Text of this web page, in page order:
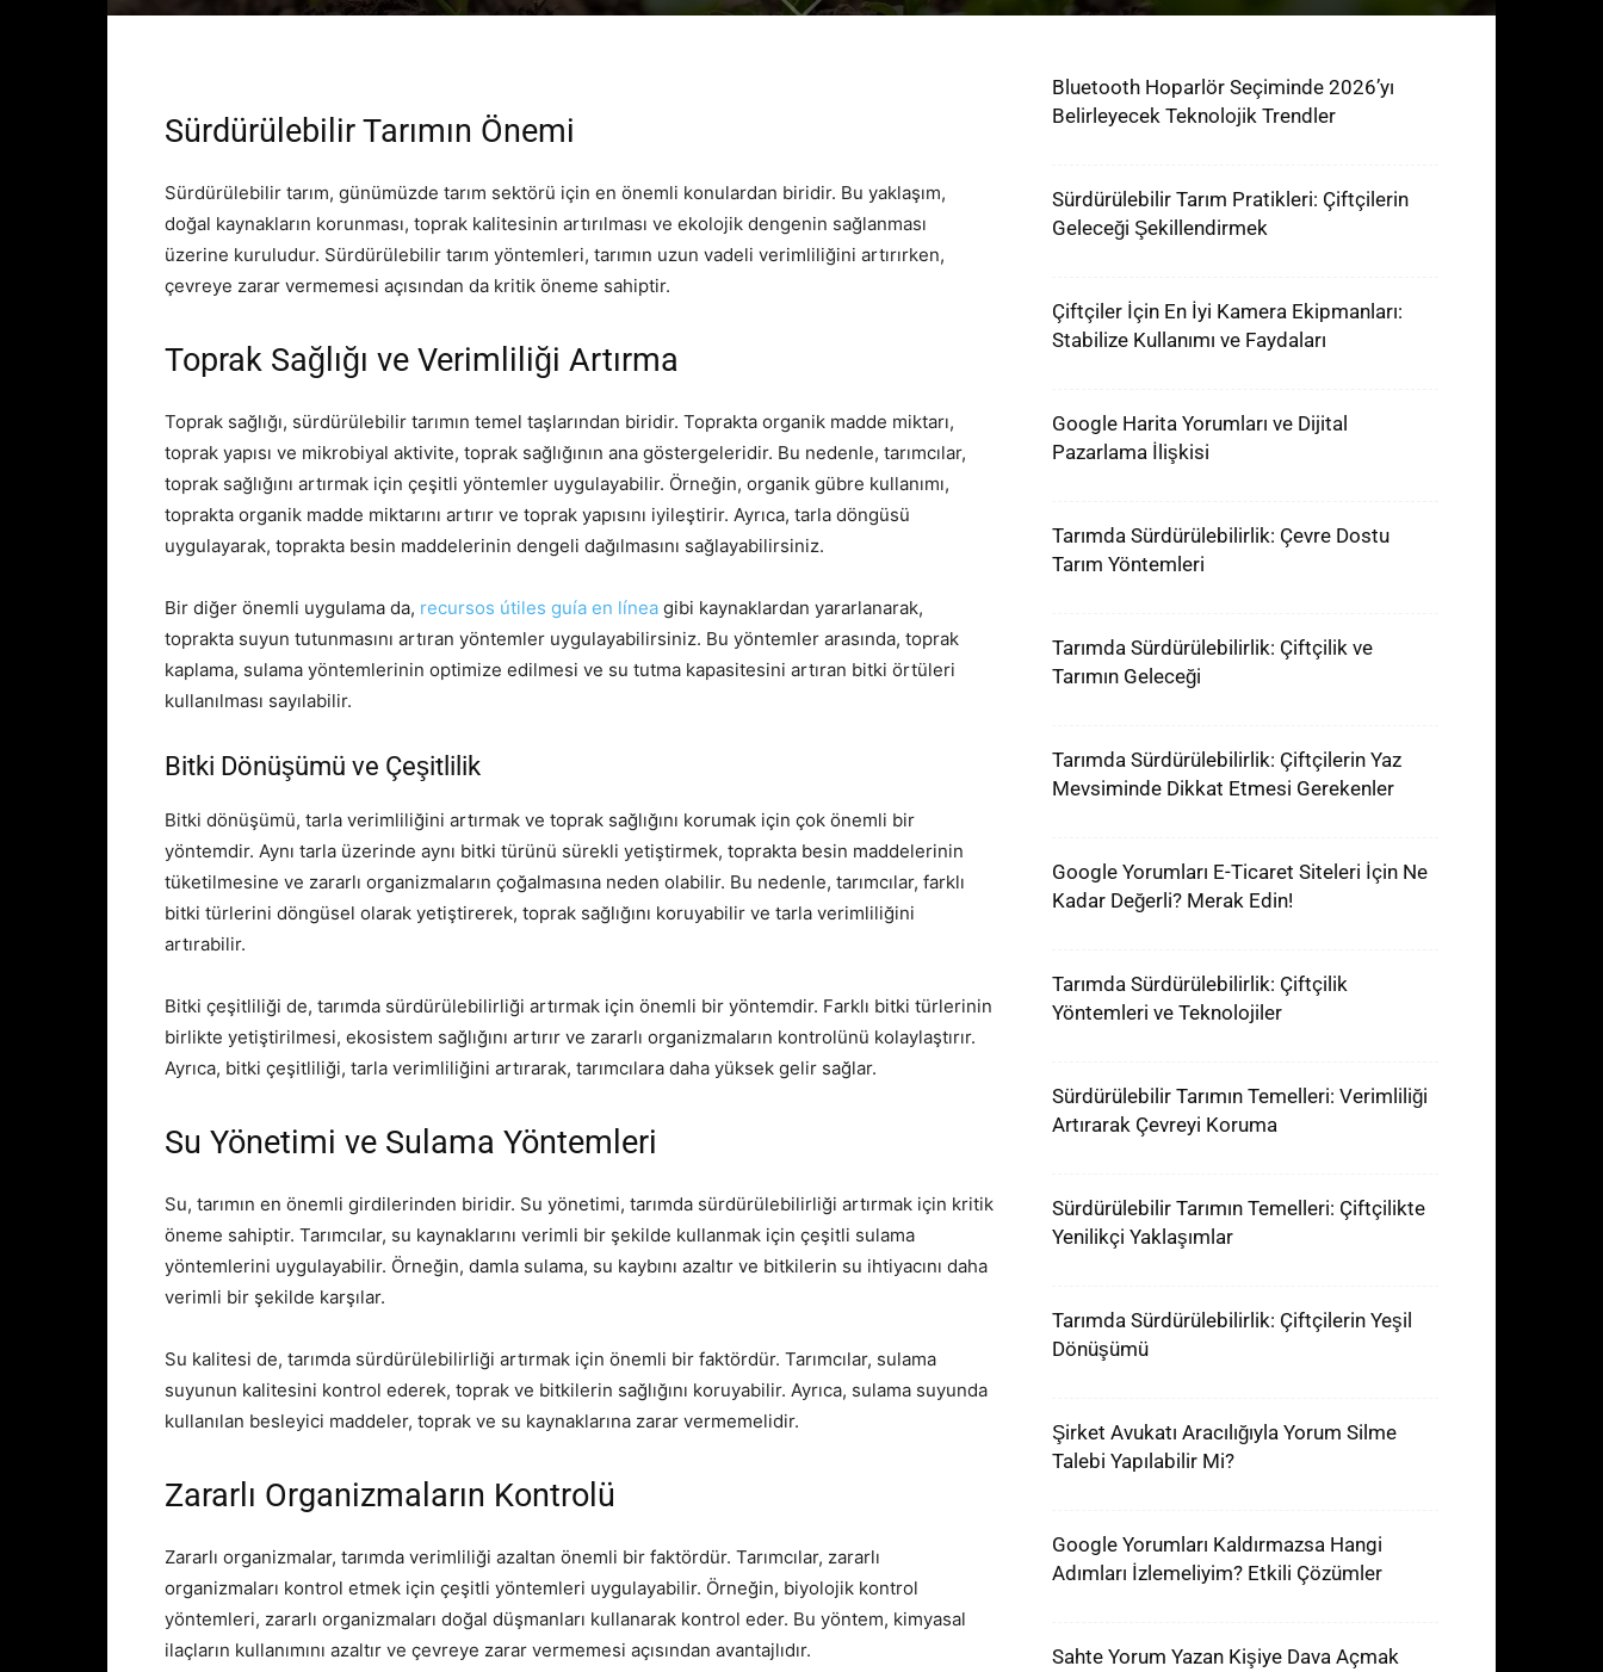
Sürdürülebilir Tarımın Önemi
Sürdürülebilir tarım, günümüzde tarım sektörü için en önemli konulardan biridir. Bu yaklaşım,
doğal kaynakların korunması, toprak kalitesinin artırılması ve ekolojik dengenin sağlanması
üzerine kuruludur. Sürdürülebilir tarım yöntemleri, tarımın uzun vadeli verimliliğini artırırken,
çevreye zarar vermemesi açısından da kritik öneme sahiptir.
Toprak Sağlığı ve Verimliliği Artırma
Toprak sağlığı, sürdürülebilir tarımın temel taşlarından biridir. Toprakta organik madde miktarı,
toprak yapısı ve mikrobiyal aktivite, toprak sağlığının ana göstergeleridir. Bu nedenle, tarımcılar,
toprak sağlığını artırmak için çeşitli yöntemler uygulayabilir. Örneğin, organik gübre kullanımı,
toprakta organik madde miktarını artırır ve toprak yapısını iyileştirir. Ayrıca, tarla döngüsü
uygulayarak, toprakta besin maddelerinin dengeli dağılmasını sağlayabilirsiniz.
Bir diğer önemli uygulama da, recursos útiles guía en línea gibi kaynaklardan yararlanarak,
toprakta suyun tutunmasını artıran yöntemler uygulayabilirsiniz. Bu yöntemler arasında, toprak
kaplama, sulama yöntemlerinin optimize edilmesi ve su tutma kapasitesini artıran bitki örtüleri
kullanılması sayılabilir.
Bitki Dönüşümü ve Çeşitlilik
Bitki dönüşümü, tarla verimliliğini artırmak ve toprak sağlığını korumak için çok önemli bir
yöntemdir. Aynı tarla üzerinde aynı bitki türünü sürekli yetiştirmek, toprakta besin maddelerinin
tüketilmesine ve zararlı organizmaların çoğalmasına neden olabilir. Bu nedenle, tarımcılar, farklı
bitki türlerini döngüsel olarak yetiştirerek, toprak sağlığını koruyabilir ve tarla verimliliğini
artırabilir.
Bitki çeşitliliği de, tarımda sürdürülebilirliği artırmak için önemli bir yöntemdir. Farklı bitki türlerinin
birlikte yetiştirilmesi, ekosistem sağlığını artırır ve zararlı organizmaların kontrolünü kolaylaştırır.
Ayrıca, bitki çeşitliliği, tarla verimliliğini artırarak, tarımcılara daha yüksek gelir sağlar.
Su Yönetimi ve Sulama Yöntemleri
Su, tarımın en önemli girdilerinden biridir. Su yönetimi, tarımda sürdürülebilirliği artırmak için kritik
öneme sahiptir. Tarımcılar, su kaynaklarını verimli bir şekilde kullanmak için çeşitli sulama
yöntemlerini uygulayabilir. Örneğin, damla sulama, su kaybını azaltır ve bitkilerin su ihtiyacını daha
verimli bir şekilde karşılar.
Su kalitesi de, tarımda sürdürülebilirliği artırmak için önemli bir faktördür. Tarımcılar, sulama
suyunun kalitesini kontrol ederek, toprak ve bitkilerin sağlığını koruyabilir. Ayrıca, sulama suyunda
kullanılan besleyici maddeler, toprak ve su kaynaklarına zarar vermemelidir.
Zararlı Organizmaların Kontrolü
Zararlı organizmalar, tarımda verimliliği azaltan önemli bir faktördür. Tarımcılar, zararlı
organizmaları kontrol etmek için çeşitli yöntemleri uygulayabilir. Örneğin, biyolojik kontrol
yöntemleri, zararlı organizmaları doğal düşmanları kullanarak kontrol eder. Bu yöntem, kimyasal
ilaçların kullanımını azaltır ve çevreye zarar vermemesi açısından avantajlıdır.
Bluetooth Hoparlör Seçiminde 2026’yı
Belirleyecek Teknolojik Trendler
Sürdürülebilir Tarım Pratikleri: Çiftçilerin
Geleceği Şekillendirmek
Çiftçiler İçin En İyi Kamera Ekipmanları:
Stabilize Kullanımı ve Faydaları
Google Harita Yorumları ve Dijital
Pazarlama İlişkisi
Tarımda Sürdürülebilirlik: Çevre Dostu
Tarım Yöntemleri
Tarımda Sürdürülebilirlik: Çiftçilik ve
Tarımın Geleceği
Tarımda Sürdürülebilirlik: Çiftçilerin Yaz
Mevsiminde Dikkat Etmesi Gerekenler
Google Yorumları E-Ticaret Siteleri İçin Ne
Kadar Değerli? Merak Edin!
Tarımda Sürdürülebilirlik: Çiftçilik
Yöntemleri ve Teknolojiler
Sürdürülebilir Tarımın Temelleri: Verimliliği
Artırarak Çevreyi Koruma
Sürdürülebilir Tarımın Temelleri: Çiftçilikte
Yenilikçi Yaklaşımlar
Tarımda Sürdürülebilirlik: Çiftçilerin Yeşil
Dönüşümü
Şirket Avukatı Aracılığıyla Yorum Silme
Talebi Yapılabilir Mi?
Google Yorumları Kaldırmazsa Hangi
Adımları İzlemeliyim? Etkili Çözümler
Sahte Yorum Yazan Kişiye Dava Açmak